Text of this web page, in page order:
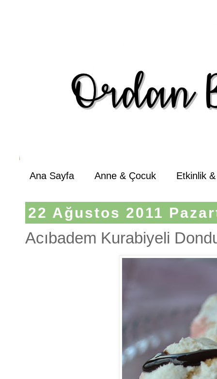
Ana Sayfa Anne & Çocuk Etkinlik
22 Ağustos 2011
Acıbadem Kurabiyeli